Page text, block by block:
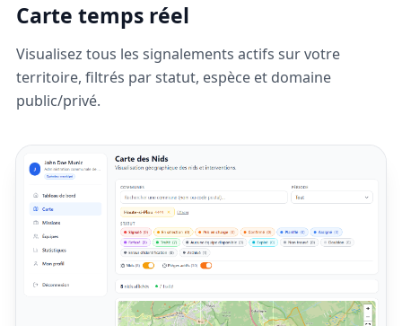
Carte temps réel
Visualisez tous les signalements actifs sur votre
territoire, filtrés par statut, espèce et domaine
public/privé.